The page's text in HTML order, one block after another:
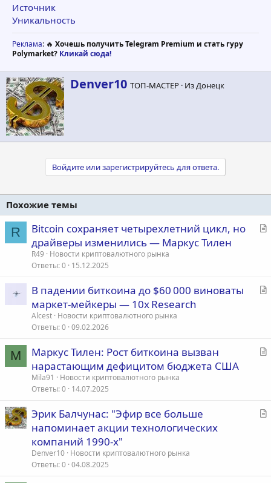
Источник
Уникальность
Реклама: 🔥 Хочешь получить Telegram Premium и стать гуру
Polymarket? Кликай сюда!
А
в
Denver10 ТОП-МАСТЕР · ИзДонецк
Войдите или зарегистрируйтесь для ответа.
Похожие темы
R
С
я
Bitcoin сохраняет четырехлетний цикл, но
драйверы изменились — Маркус Тилен
R49
Новости криптовалютного рынка
Ответы 0 15.12.2025
С
я
В падении биткоина до $60 000 виноваты
маркет‑мейкеры — 10x Research
Alcest Новости криптовалютного рынка
Ответы 0 09.02.2026
M
С
я
Маркус Тилен: Рост биткоина вызван
нарастающим дефицитом бюджета США
Mila91
Новости криптовалютного рынка
Ответы 0 14.07.2025
С
Эрик Балчунас: "Эфир все больше
напоминает акции технологических
компаний 1990-х"
Denver10 Новости криптовалютного рынка
Ответы 0 04.08.2025